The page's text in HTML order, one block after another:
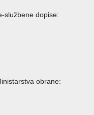
službene dopise:
obrane: